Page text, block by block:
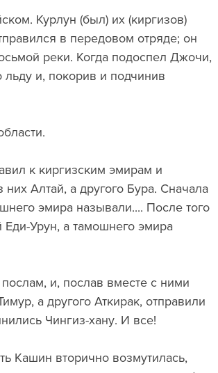
Курлун (был) их (киргизов)
в передовом отряде; он
реки. Когда подоспел Джочи,
и, покорив и подчинив
к киргизским эмирам и
Алтай, а другого Бура. Сначала
эмира называли.... После того
Еди-Урун, а тамошнего эмира
и, послав вместе с ними
а другого Аткирак, отправили
Чингиз-хану. И все!
Кашин вторично возмутилась,